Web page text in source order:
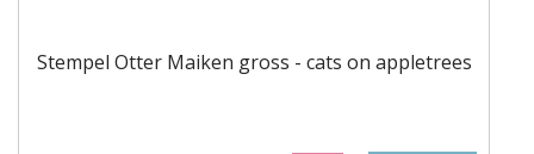
Stempel Otter Maiken gross - cats on appletrees